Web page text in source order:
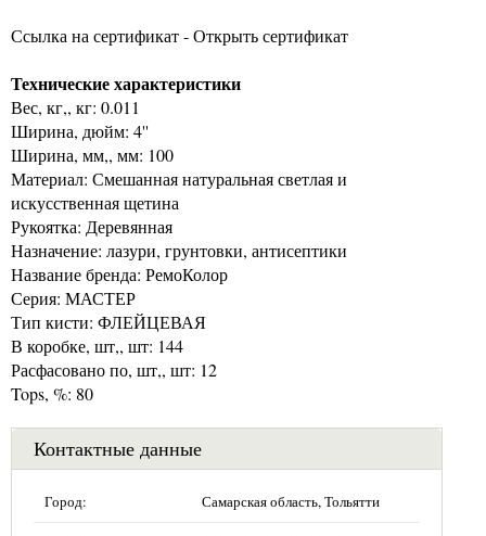
Ссылка на сертификат - Открыть сертификат
Технические характеристики
Вес, кг,, кг: 0.011
Ширина, дюйм: 4''
Ширина, мм,, мм: 100
Материал: Смешанная натуральная светлая и
искусственная щетина
Рукоятка: Деревянная
Назначение: лазури, грунтовки, антисептики
Название бренда: РемоКолор
Серия: МАСТЕР
Тип кисти: ФЛЕЙЦЕВАЯ
В коробке, шт,, шт: 144
Расфасовано по, шт,, шт: 12
Tops, %: 80
Контактные данные
Город: Самарская область, Тольятти